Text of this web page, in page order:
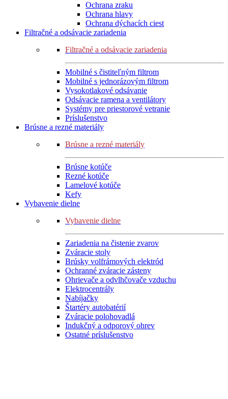
Ochrana zraku
Ochrana hlavy
Ochrana dýchacích ciest
Filtračné a odsávacie zariadenia
Filtračné a odsávacie zariadenia
Mobilné s čistiteľným filtrom
Mobilné s jednorázovým filtrom
Vysokotlakové odsávanie
Odsávacie ramena a ventilátory
Systémy pre priestorové vetranie
Príslušenstvo
Brúsne a rezné materiály
Brúsne a rezné materiály
Brúsne kotúče
Rezné kotúče
Lamelové kotúče
Kefy
Vybavenie dielne
Vybavenie dielne
Zariadenia na čistenie zvarov
Zváracie stoly
Brúsky volfrámových elektród
Ochranné zváracie zásteny
Ohrievače a odvlhčovače vzduchu
Elektrocentrály
Nabíjačky
Štartéry autobatérií
Zváracie polohovadlá
Indukčný a odporový ohrev
Ostatné príslušenstvo